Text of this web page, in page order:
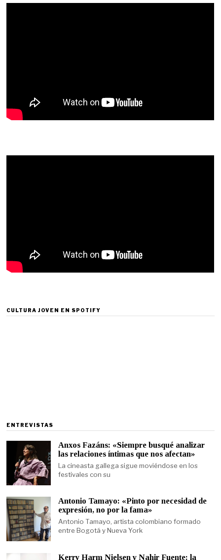
CULTURA JOVEN EN SPOTIFY
ENTREVISTAS
Anxos Fazáns: «Siempre busqué analizar
las relaciones íntimas que nos afectan»
La cineasta gallega sigue moviéndose en los
festivales con su
Antonio Tamayo: «Pinto por necesidad de
expresión, no por la fama»
Antonio Tamayo, artista colombiano formado
entre Bogotá y Nueva York
Kerry Harm Nielsen y Nahir Fuente: la